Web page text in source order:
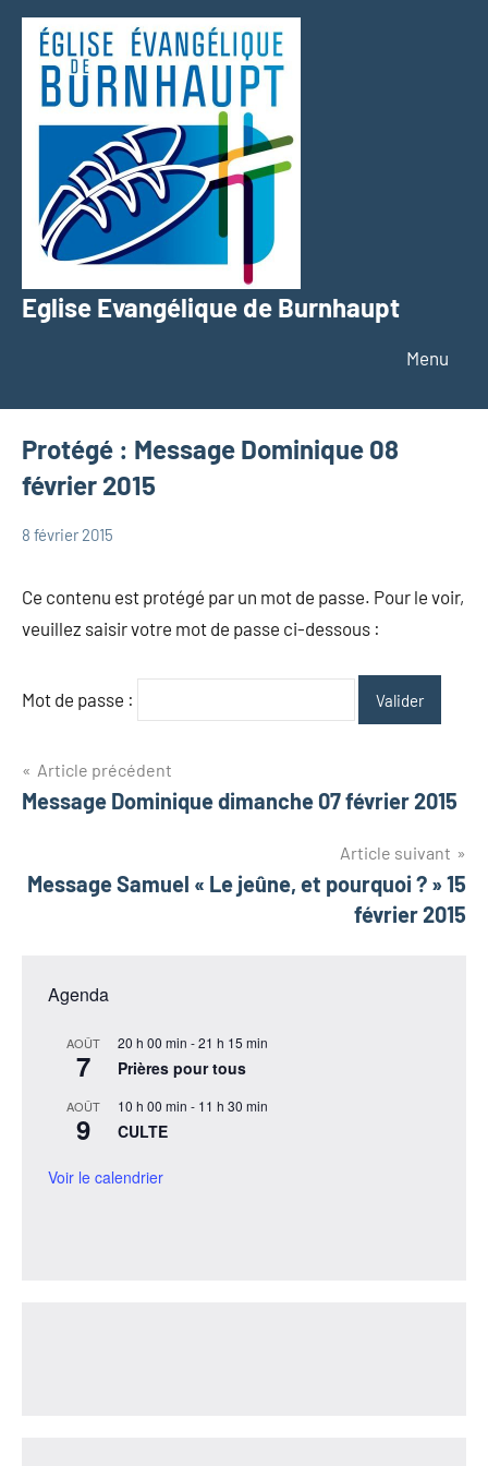
Aller
contenu
Eglise Evangélique de Burnhaupt
Texte
Menu
Protégé : Message Dominique 08
février 2015
8 février 2015
Ce contenu est protégé par un mot de passe. Pour le voir,
veuillez saisir votre mot de passe ci-dessous :
Mot de passe :
Navigation
de
Article précédent
Message Dominique dimanche 07 février 2015
Article suivant
Message Samuel « Le jeûne, et pourquoi ? » 15
février 2015
Agenda
AOÛT
7
20 h 00 min -21 h 15 min
Prières pour tous
AOÛT
9
10 h 00 min - 11 h 30 min
CULTE
Voir le calendrier